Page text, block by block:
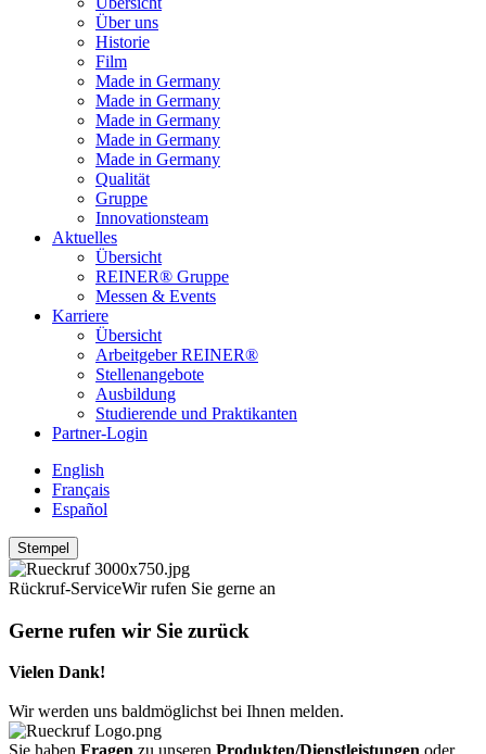
Über uns
Historie
Film
Made in Germany
Made in Germany
Made in Germany
Made in Germany
Made in Germany
Qualität
Gruppe
Innovationsteam
Aktuelles
Übersicht
REINER® Gruppe
Messen & Events
Karriere
Übersicht
Arbeitgeber REINER®
Stellenangebote
Ausbildung
Studierende und Praktikanten
Partner-Login
English
Français
Español
Stempel
Rückruf-ServiceWir rufen Sie gerne an
Gerne rufen wir Sie zurück
Vielen Dank!
Wir werden uns baldmöglichst bei Ihnen melden.